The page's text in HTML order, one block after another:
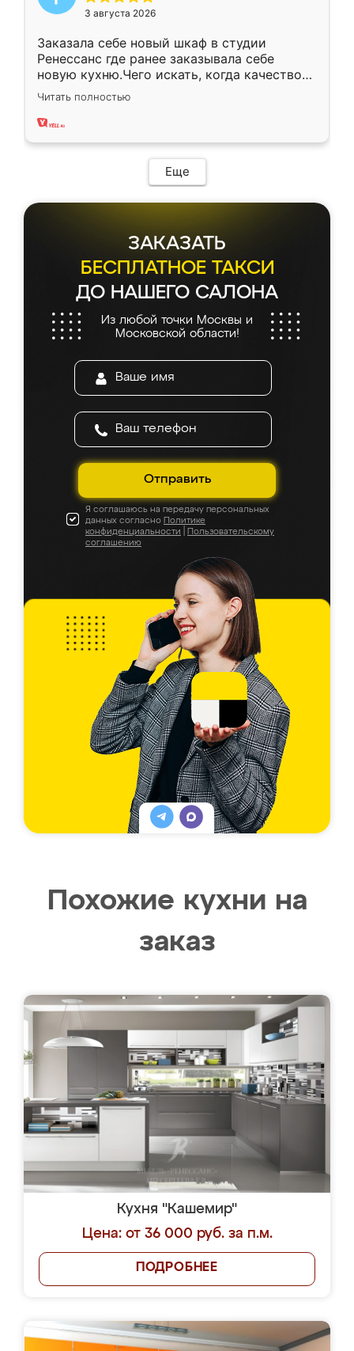
3 августа 2026
Заказала себе новый шкаф в студии
Ренессанс где ранее заказывала себе
новую кухню.Чего искать, когда качеством
вполне довольна. Служит кухня уже почти
два года, нареканий нет.
Читать полностью
Еще
ЗАКАЗАТЬ
БЕСПЛАТНОЕ ТАКСИ
ДО НАШЕГО САЛОНА
Из любой точки Москвы и
Московской области!
Отправить
Я соглашаюсь на передачу персональных
данных согласно Политике
конфиденциальности
Пользовательскому
соглашению
Похожие кухни на
заказ
Кухня "Кашемир"
Цена: от 36 000 руб. за п.м.
ПОДРОБНЕЕ